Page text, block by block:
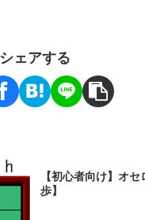
シェアする
【初心者向け】オ
歩】